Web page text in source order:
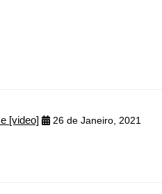
[video] 26 de Janeiro, 2021